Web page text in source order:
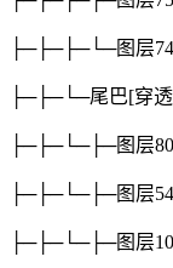
├─├─├─└─图层74
├─├─└─尾巴[穿
├─├─└─├─图层80
├─├─└─├─图层54
├─├─└─├─图层